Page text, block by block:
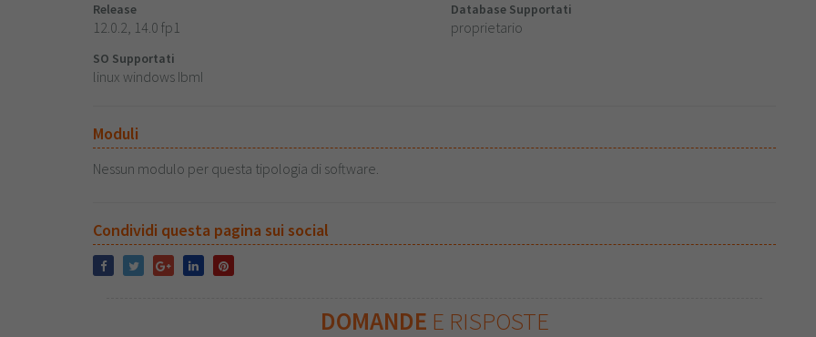
Release
12.0.2, 14.0 fp1
Database Supportati
proprietario
SO Supportati
linux windows IbmI
Moduli
Nessun modulo per questa tipologia di software.
Condividi questa pagina sui social
DOMANDE E RISPOSTE